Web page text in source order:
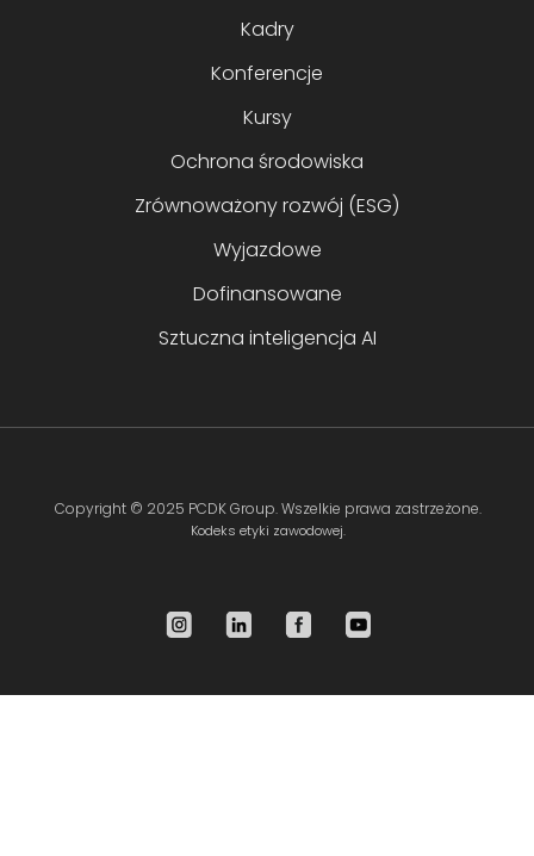
Kadry
Konferencje
Kursy
Ochrona środowiska
Zrównoważony rozwój (ESG)
Wyjazdowe
Dofinansowane
Sztuczna inteligencja AI
Copyright © 2025 PCDK Group. Wszelkie prawa zastrzeżone.
Kodeks etyki zawodowej.